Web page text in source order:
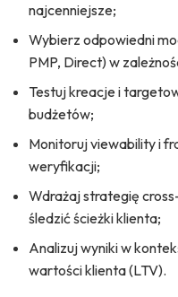
najcenniejsze;
Wybierz odpowiedni
PMP, Direct) w
Testuj kreacje i
budżetów;
Monitoruj viewability i
weryfikacji;
Wdrażaj strategię
śledzić ścieżki klienta;
Analizuj wyniki w
wartości klienta (LTV).